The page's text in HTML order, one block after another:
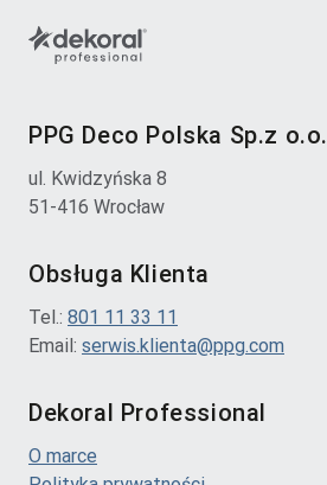
PPG Deco Polska Sp.z o.o.
ul. Kwidzyńska 8
51-416 Wrocław
Obsługa Klienta
Tel.: 801 11 33 11
Email: serwis.klienta@ppg.com
Dekoral Professional
O marce